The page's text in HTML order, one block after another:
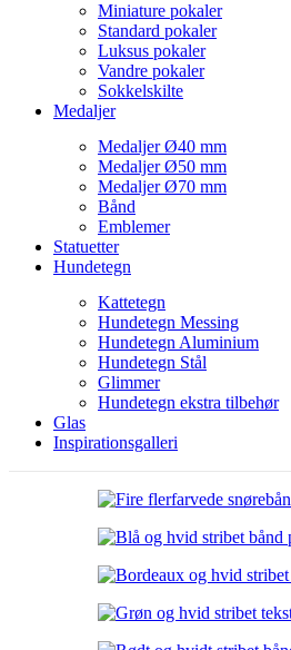
Miniature pokaler
Standard pokaler
Luksus pokaler
Vandre pokaler
Sokkelskilte
Medaljer
Medaljer Ø40 mm
Medaljer Ø50 mm
Medaljer Ø70 mm
Bånd
Emblemer
Statuetter
Hundetegn
Kattetegn
Hundetegn Messing
Hundetegn Aluminium
Hundetegn Stål
Glimmer
Hundetegn ekstra tilbehør
Glas
Inspirationsgalleri